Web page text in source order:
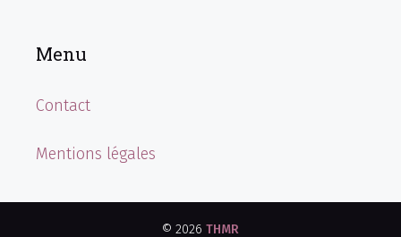
Menu
Contact
Mentions légales
© 2026 THMR